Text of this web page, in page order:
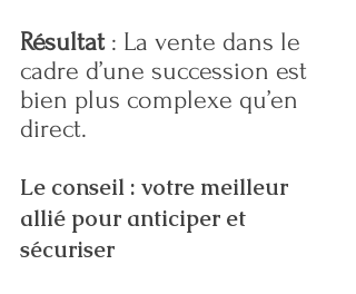
Résultat : La vente dans le
cadre d’une succession est
bien plus complexe qu’en
direct.
Le conseil : votre meilleur
allié pour anticiper et
sécuriser